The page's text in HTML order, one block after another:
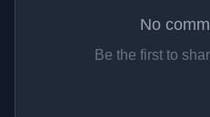
No
Be the first to